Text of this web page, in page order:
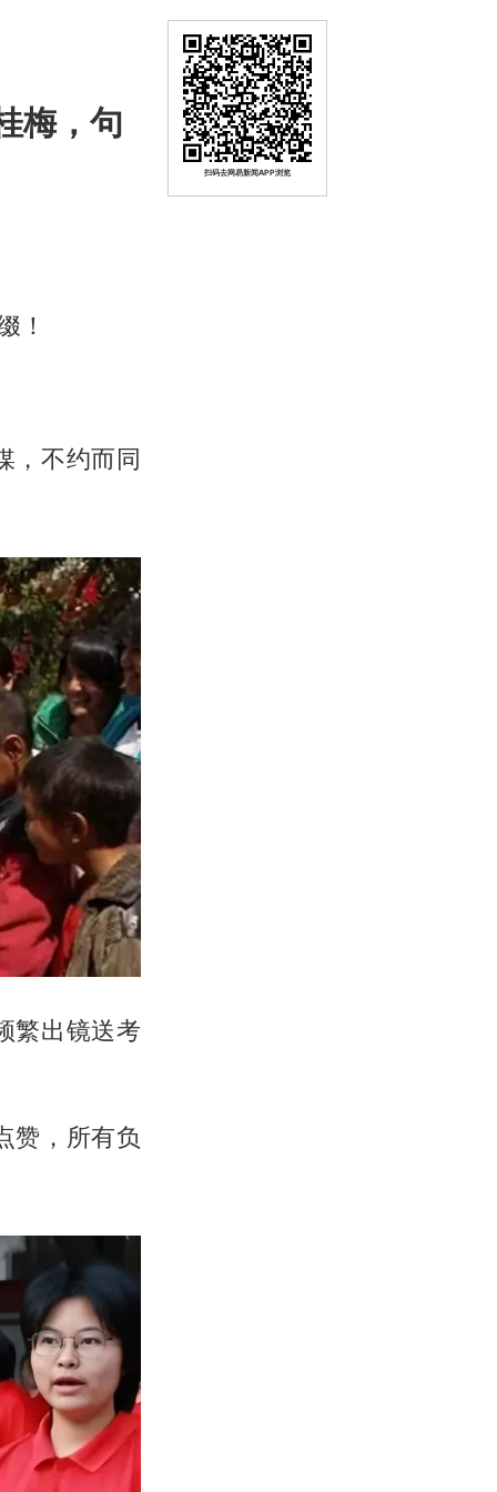
梅，句
！
，不约而同
繁出镜送考
赞，所有负
扫码去网易新闻APP浏览